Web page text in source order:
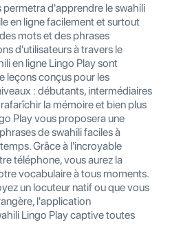
permetra d'apprendre le swahili
en ligne facilement et surtout
mots et des phrases
d'utilisateurs à travers le
en ligne Lingo Play sont
leçons conçus pour les
: débutants, intermédiaires
la mémoire et bien plus
Play vous proposera une
de swahili faciles à
Grâce à l'incroyable
téléphone, vous aurez la
vocabulaire à tous moments.
un locuteur natif ou que vous
l'application
Lingo Play captive toutes